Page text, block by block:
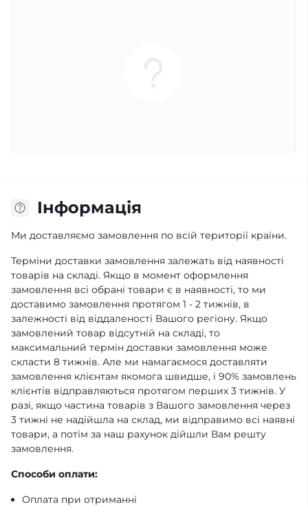
Iнформація
Ми доставляємо замовлення по всій території країни.
Терміни доставки замовлення залежать від наявності
товарів на складі. Якщо в момент оформлення
замовлення всі обрані товари є в наявності, то ми
доставимо замовлення протягом 1 - 2 тижнів, в
залежності від віддаленості Вашого регіону. Якщо
замовлений товар відсутній на складі, то
максимальний термін доставки замовлення може
скласти 8 тижнів. Але ми намагаємося доставляти
замовлення клієнтам якомога швидше, і 90% замовлень
клієнтів відправляються протягом перших 3 тижнів. У
разі, якщо частина товарів з Вашого замовлення через
3 тижні не надійшла на склад, ми відправимо всі наявні
товари, а потім за наш рахунок дійшли Вам решту
замовлення.
Способи оплати:
Оплата при отриманні